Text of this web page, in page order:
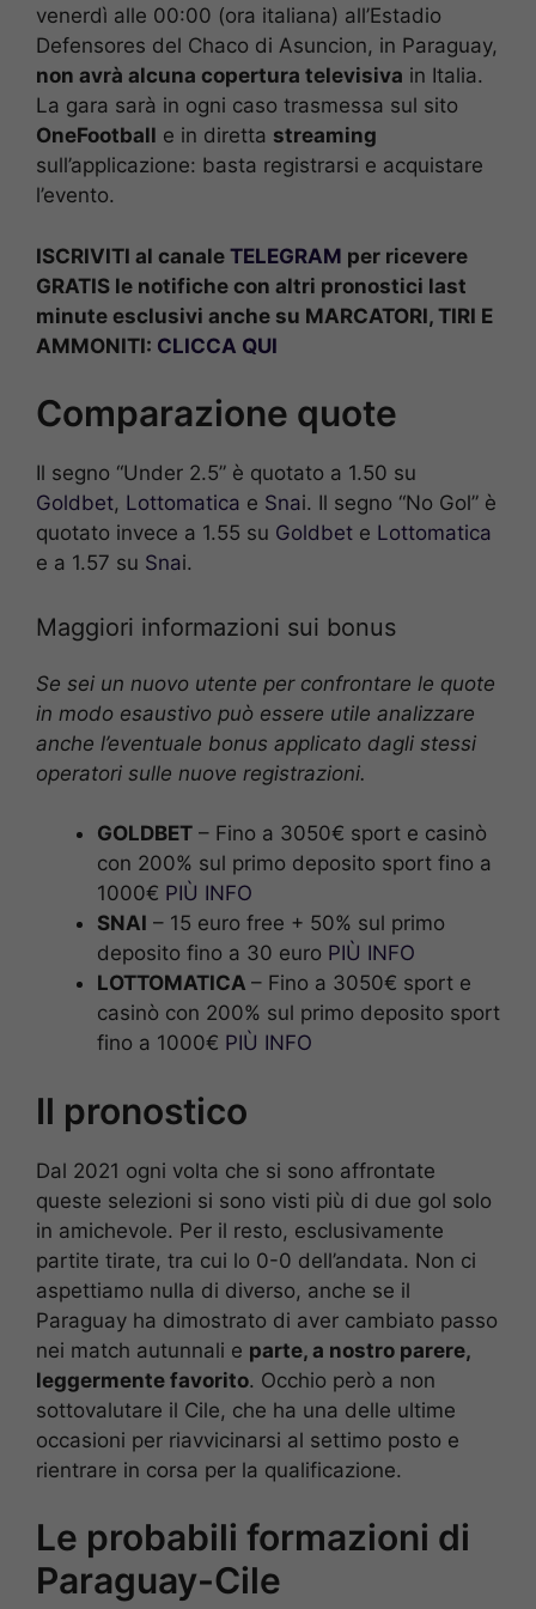
venerdì alle 00:00 (ora italiana) all’Estadio
Defensores del Chaco di Asuncion, in Paraguay,
non avrà alcuna copertura televisiva in Italia.
La gara sarà in ogni caso trasmessa sul sito
OneFootball e in diretta streaming
sull’applicazione: basta registrarsi e acquistare
l’evento.
ISCRIVITI al canale TELEGRAM per ricevere
GRATIS le notifiche con altri pronostici last
minute esclusivi anche su MARCATORI, TIRI E
AMMONITI: CLICCA QUI
Comparazione quote
Il segno “Under 2.5” è quotato a 1.50 su
Goldbet, Lottomatica e Snai. Il segno “No Gol” è
quotato invece a 1.55 su Goldbet e Lottomatica
e a 1.57 su Snai.
Maggiori informazioni sui bonus
Se sei un nuovo utente per confrontare le quote
in modo esaustivo può essere utile analizzare
anche l’eventuale bonus applicato dagli stessi
operatori sulle nuove registrazioni.
GOLDBET – Fino a 3050€ sport e casinò
con 200% sul primo deposito sport fino a
1000€ PIÙ INFO
SNAI – 15 euro free + 50% sul primo
deposito fino a 30 euro PIÙ INFO
LOTTOMATICA – Fino a 3050€ sport e
casinò con 200% sul primo deposito sport
fino a 1000€ PIÙ INFO
Il pronostico
Dal 2021 ogni volta che si sono affrontate
queste selezioni si sono visti più di due gol solo
in amichevole. Per il resto, esclusivamente
partite tirate, tra cui lo 0-0 dell’andata. Non ci
aspettiamo nulla di diverso, anche se il
Paraguay ha dimostrato di aver cambiato passo
nei match autunnali e parte, a nostro parere,
leggermente favorito. Occhio però a non
sottovalutare il Cile, che ha una delle ultime
occasioni per riavvicinarsi al settimo posto e
rientrare in corsa per la qualificazione.
Le probabili formazioni di
Paraguay-Cile